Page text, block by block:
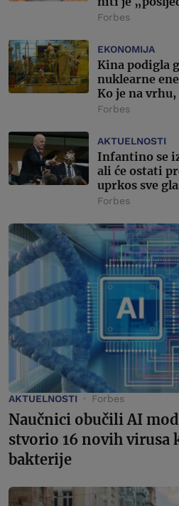
Forbes
EKONOMIJA
Kina podigla
nuklearne
Ko je na vrhu,
Forbes
AKTUELNOSTI
Infantino se
ali će ostati
uprkos sve
Forbes
AKTUELNOSTI Forbes
Naučnici obučili AI
stvorio 16 novih virusa
bakterije